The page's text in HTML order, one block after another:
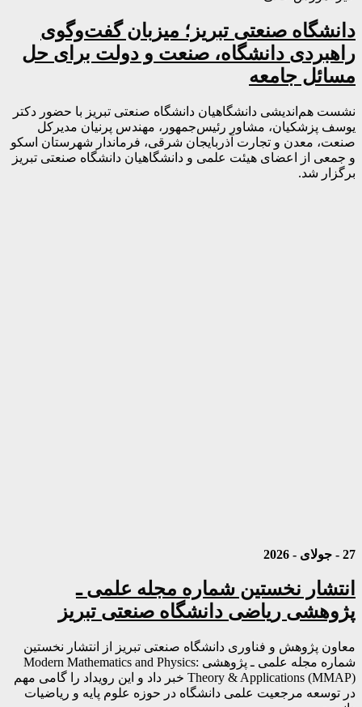
دانشگاه صنعتی تبریز؛ میزبان گفت‌وگوی
راهبردی دانشگاه، صنعت و دولت برای حل
مسائل جامعه
نشست هم‌اندیشی دانشگاهیان دانشگاه صنعتی تبریز با حضور دکتر
یوسف پزشکیان، مشاور رئیس‌جمهور، مهندس پرنیان مدیرکل
صنعت، معدن و تجارت آذربایجان شرقی، فرماندار شهرستان اسکو
و جمعی از اعضای هیئت علمی و دانشگاهیان دانشگاه صنعتی تبریز
برگزار شد.
27 - جولای - 2026
انتشار نخستین شماره مجله علمی ـ
پژوهشی ریاضی دانشگاه صنعتی تبریز
معاون پژوهش و فناوری دانشگاه صنعتی تبریز از انتشار نخستین
شماره مجله علمی ـ پژوهشی Modern Mathematics and Physics:
Theory & Applications (MMAP) خبر داد و این رویداد را گامی مهم
در توسعه مرجعیت علمی دانشگاه در حوزه علوم پایه و ریاضیات